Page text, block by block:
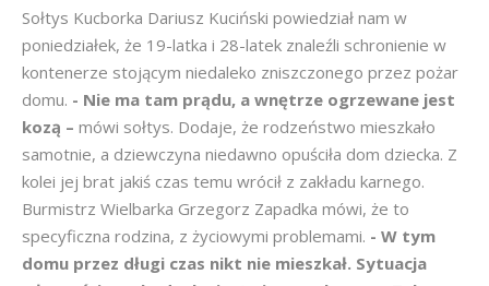
Sołtys Kucborka Dariusz Kuciński powiedział nam w
poniedziałek, że 19-latka i 28-latek znaleźli schronienie w
kontenerze stojącym niedaleko zniszczonego przez pożar
domu. - Nie ma tam prądu, a wnętrze ogrzewane jest
kozą – mówi sołtys. Dodaje, że rodzeństwo mieszkało
samotnie, a dziewczyna niedawno opuściła dom dziecka. Z
kolei jej brat jakiś czas temu wrócił z zakładu karnego.
Burmistrz Wielbarka Grzegorz Zapadka mówi, że to
specyficzna rodzina, z życiowymi problemami. - W tym
domu przez długi czas nikt nie mieszkał. Sytuacja